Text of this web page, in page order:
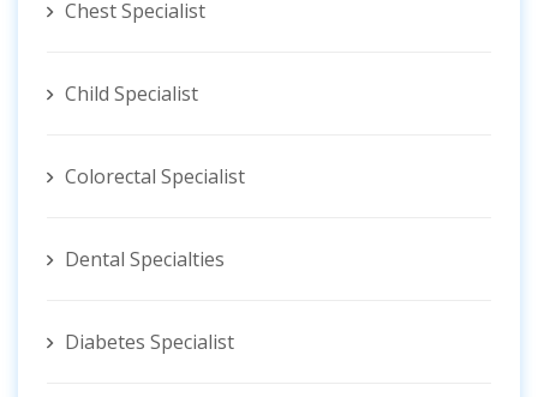
Chest Specialist
Child Specialist
Colorectal Specialist
Dental Specialties
Diabetes Specialist